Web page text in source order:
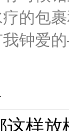
杭州体验
摩，摸索
享受
、足道养